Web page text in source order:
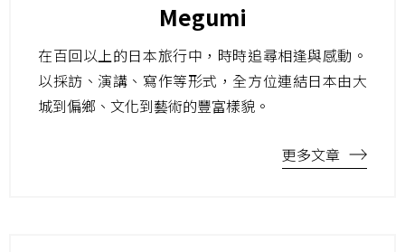
Megumi
在百回以上的日本旅行中，時時追尋相逢與感動。
以採訪、演講、寫作等形式，全方位連結日本由大
城到偏鄉、文化到藝術的豐富樣貌。
更多文章